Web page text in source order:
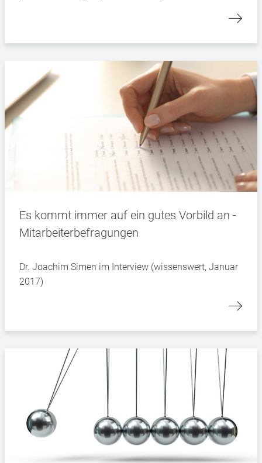
Es kommt immer auf ein gutes Vorbild an -
Mitarbeiterbefragungen
Dr. Joachim Simen im Interview (wissenswert, Januar
2017)